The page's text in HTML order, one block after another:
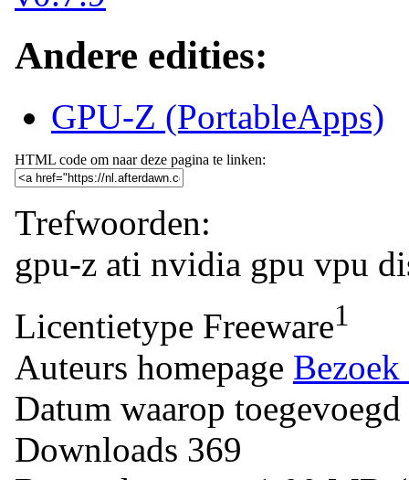
Andere edities:
GPU-Z (PortableApps)
HTML code om naar deze pagina te linken:
Trefwoorden:
gpu-z ati nvidia gpu vpu
Licentietype Freeware1
Auteurs homepage
Datum waarop toegevoegd
Downloads 369